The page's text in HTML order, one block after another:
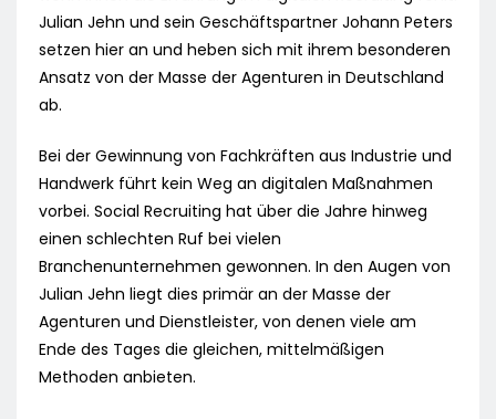
Julian Jehn und sein Geschäftspartner Johann Peters
setzen hier an und heben sich mit ihrem besonderen
Ansatz von der Masse der Agenturen in Deutschland
ab.
Bei der Gewinnung von Fachkräften aus Industrie und
Handwerk führt kein Weg an digitalen Maßnahmen
vorbei. Social Recruiting hat über die Jahre hinweg
einen schlechten Ruf bei vielen
Branchenunternehmen gewonnen. In den Augen von
Julian Jehn liegt dies primär an der Masse der
Agenturen und Dienstleister, von denen viele am
Ende des Tages die gleichen, mittelmäßigen
Methoden anbieten.